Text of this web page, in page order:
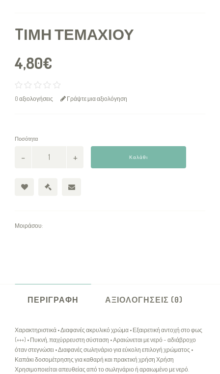
TΙΜΉ ΤΕΜΑΧΊΟΥ
4,80€
0 αξιολογήσεις Γράψτε μια αξιολόγηση
Ποσότητα
Καλάθι
Μοιράσου:
ΠΕΡΙΓΡΑΦΉ ΑΞΙΟΛΟΓΉΣΕΙΣ (0)
Χαρακτηριστικά • Διαφανές ακρυλικό χρώμα • Εξαιρετική αντοχή στο φως
(+++) • Πυκνή, παχύρρευστη σύσταση • Αραιώνεται με νερό – αδιάβροχο
όταν στεγνώσει • Διαφανές σωληνάριο για εύκολη επιλογή χρώματος •
Καπάκι δοσομέτρησης για καθαρή και πρακτική χρήση Χρήση
Χρησιμοποιείται απευθείας από το σωληνάριο ή αραιωμένο με νερό.